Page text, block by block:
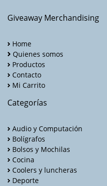
Giveaway Merchandising
Home
Quienes somos
Productos
Contacto
Mi Carrito
Categorías
Audio y Computación
Bolígrafos
Bolsos y Mochilas
Cocina
Coolers y luncheras
Deporte